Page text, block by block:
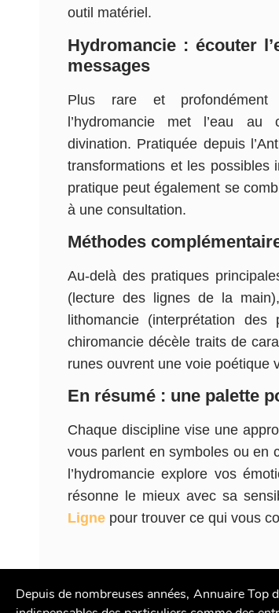
outil matériel.
Hydromancie : écouter
messages
Plus rare et profondément
l’hydromancie met l’eau
divination. Pratiquée depuis
transformations et les possibles
pratique peut également se
à une consultation.
Méthodes
Au-delà des pratiques
(lecture des lignes de la
lithomancie (interprétation
chiromancie décèle traits de
runes ouvrent une voie poétique
En résumé : une palette
Chaque discipline vise une
vous parlent en symboles ou en
l’hydromancie explore vos
résonne le mieux avec sa
Ligne pour trouver ce qui vous
Depuis de nombreuses années, Annuaire Top